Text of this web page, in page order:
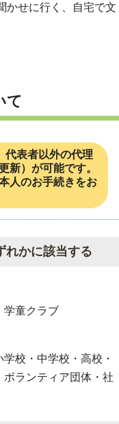
かせに行く、自宅で文
て
代表者以外の代理
新）が可能です。
人のお手続きをお
かに該当する
学童クラブ
校・中学校・高校・
ランティア団体・社